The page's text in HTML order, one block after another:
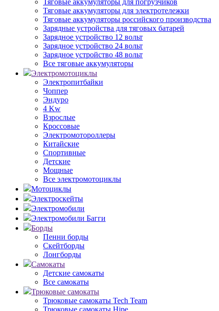
Тяговые аккумуляторы для погрузчиков
Тяговые аккумуляторы для электротележки
Тяговые аккумуляторы российского производства
Зарядные устройства для тяговых батарей
Зарядное устройство 12 вольт
Зарядное устройство 24 вольт
Зарядное устройство 48 вольт
Все тяговые аккумуляторы
Электромотоциклы
Электропитбайки
Чоппер
Эндуро
4 Kw
Взрослые
Кроссовые
Электромотороллеры
Китайские
Спортивные
Детские
Мощные
Все электромотоциклы
Мотоциклы
Электроскейты
Электромобили
Электромобили Багги
Борды
Пенни борды
Скейтборды
Лонгборды
Самокаты
Детские самокаты
Все самокаты
Трюковые самокаты
Трюковые самокаты Tech Team
Трюковые самокаты Hipe